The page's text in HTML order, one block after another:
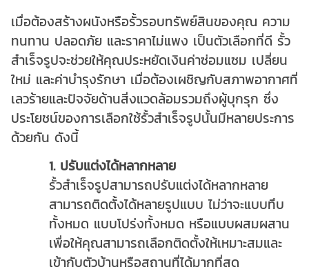
เมื่อต้องสร้างผนังหรือรั้วรอบทรัพย์สินของคุณ ความ
ทนทาน ปลอดภัย และราคาไม่แพง เป็นตัวเลือกที่ดี รั้ว
สำเร็จรูปจะช่วยให้คุณประหยัดเงินค่าซ่อมแซม เปลี่ยน
ใหม่ และค่าบำรุงรักษา เมื่อต้องเผชิญกับสภาพอากาศที่
เลวร้ายและปัจจัยด้านสิ่งแวดล้อมรวมถึงผู้บุกรุก ซึ่ง
ประโยชน์ของการเลือกใช้รั้วสำเร็จรูปนั้นมีหลายประการ
ด้วยกัน ดังนี้
1. ปรับแต่งได้หลากหลาย
รั้วสำเร็จรูปสามารถปรับแต่งได้หลากหลาย
สามารถติดตั้งได้หลายรูปแบบ ไม่ว่าจะแบบทึบ
ทั้งหมด แบบโปร่งทั้งหมด หรือแบบผสมผสาน
เพื่อให้คุณสามารถเลือกติดตั้งให้เหมาะสมและ
เข้ากับตัวบ้านหรือสถานที่ได้มากที่สุด